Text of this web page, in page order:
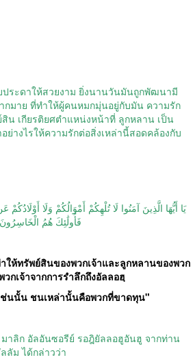
ะดาให้สวยงาม ยิ่งนานวันมันถูกพัฒนามี
กมาย ที่ทำให้ผู้คนหมกมุ่นอยู่กับมัน ความรัก
สิน เกียรติยศตำแหน่งหน้าที่ ลูกหลาน เป็น
างไรให้ความรักต่อสิ่งเหล่านี้สอดคล้องกับ
يَا أَيُّهَا الَّذِينَ آمَنُوا لَا تُلْهِكُمْ أَمْوَالُكُمْ وَلَا
فَأُولَٰئِكَ هُمُ الْخَاسِرُونَ
ให้ทรัพย์สินของพวกเจ้าและลูกหลานของพวก
วกเจ้าจากการรำลึกถึงอัลลอฮฺ
ช่นนั้น ชนเหล่านั้นคือพวกที่ขาดทุน"
ลิก อัลอันซอรีย์ รอฎิยัลลอฮูอันฮู จากท่าน
ลัม ได้กล่าวว่า